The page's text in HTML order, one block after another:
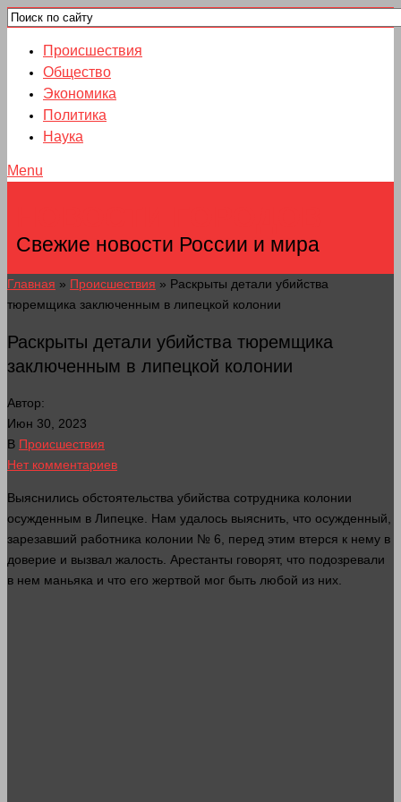
Происшествия
Общество
Экономика
Политика
Наука
Menu
Свежие новости России и мира
Главная » Происшествия » Раскрыты детали убийства
тюремщика заключенным в липецкой колонии
Раскрыты детали убийства тюремщика
заключенным в липецкой колонии
Автор:
Июн 30, 2023
В Происшествия
Нет комментариев
Выяснились обстоятельства убийства сотрудника колонии
осужденным в Липецке. Нам удалось выяснить, что осужденный,
зарезавший работника колонии № 6, перед этим втерся к нему в
доверие и вызвал жалость. Арестанты говорят, что подозревали
в нем маньяка и что его жертвой мог быть любой из них.